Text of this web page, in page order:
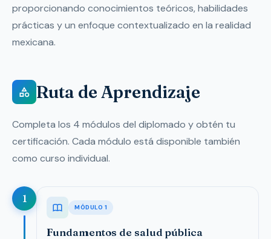
proporcionando conocimientos teóricos, habilidades
prácticas y un enfoque contextualizado en la realidad
mexicana.
Ruta de Aprendizaje
Completa los 4 módulos del diplomado y obtén tu
certificación. Cada módulo está disponible también
como curso individual.
1
MÓDULO 1
Fundamentos de salud pública